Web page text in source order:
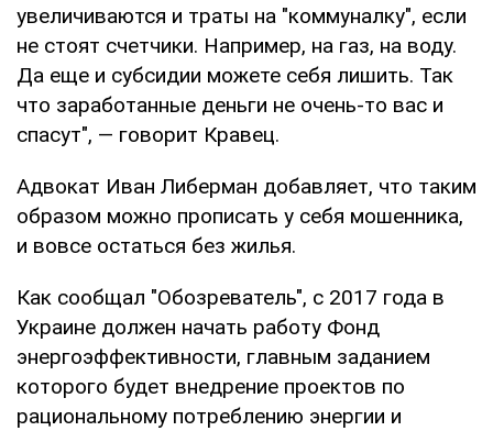
увеличиваются и траты на "коммуналку", если
не стоят счетчики. Например, на газ, на воду.
Да еще и субсидии можете себя лишить. Так
что заработанные деньги не очень-то вас и
спасут", — говорит Кравец.
Адвокат Иван Либерман добавляет, что таким
образом можно прописать у себя мошенника,
и вовсе остаться без жилья.
Как сообщал "Обозреватель", с 2017 года в
Украине должен начать работу Фонд
энергоэффективности, главным заданием
которого будет внедрение проектов по
рациональному потреблению энергии и